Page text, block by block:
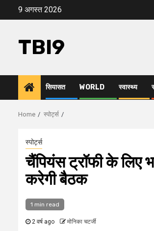
9 अगस्त 2026
TBI9
सियासत WORLD स्वास्थ्य
Home स्पोर्ट्स
स्पोर्ट्स
चैंपियंस ट्रॉफी के लिए
करेगी बैठक
1 min read
2 वर्ष ago मोनिका चटर्जी